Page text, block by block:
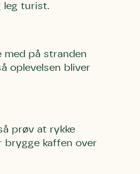
leg turist.
med på stranden
oplevelsen bliver
prøv at rykke
brygge kaffen over